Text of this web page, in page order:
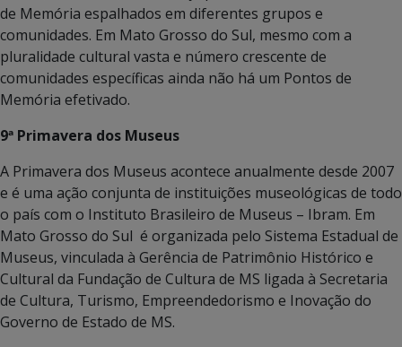
de Memória espalhados em diferentes grupos e
comunidades. Em Mato Grosso do Sul, mesmo com a
pluralidade cultural vasta e número crescente de
comunidades específicas ainda não há um Pontos de
Memória efetivado.
9ª Primavera dos Museus
A Primavera dos Museus acontece anualmente desde 2007
e é uma ação conjunta de instituições museológicas de todo
o país com o Instituto Brasileiro de Museus – Ibram. Em
Mato Grosso do Sul é organizada pelo Sistema Estadual de
Museus, vinculada à Gerência de Patrimônio Histórico e
Cultural da Fundação de Cultura de MS ligada à Secretaria
de Cultura, Turismo, Empreendedorismo e Inovação do
Governo de Estado de MS.